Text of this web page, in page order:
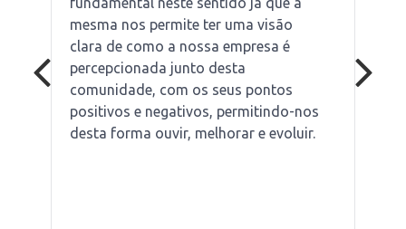
mesma nos permite ter uma visão
clara de como a nossa empresa é
percepcionada junto desta
comunidade, com os seus pontos
positivos e negativos, permitindo-nos
desta forma ouvir, melhorar e evoluir.